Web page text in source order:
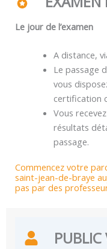
Le jour de l’examen
A distance,
Le passage
vous
certification
Vous
résultats
passage.
Commencez votre
saint-jean-de-braye
pas par des
PUBLIC